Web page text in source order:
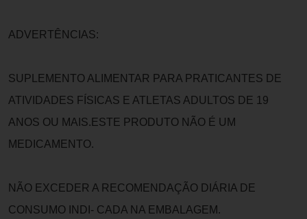
ADVERTÊNCIAS:
SUPLEMENTO ALIMENTAR PARA PRATICANTES DE
ATIVIDADES FÍSICAS E ATLETAS ADULTOS DE 19
ANOS OU MAIS.ESTE PRODUTO NÃO É UM
MEDICAMENTO.
NÃO EXCEDER A RECOMENDAÇÃO DIÁRIA DE
CONSUMO INDI- CADA NA EMBALAGEM.